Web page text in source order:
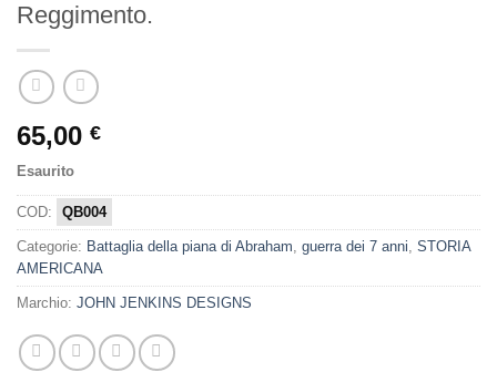
Reggimento.
65,00 €
Esaurito
COD: QB004
Categorie: Battaglia della piana di Abraham guerra dei 7 anni STORIA
AMERICANA
Marchio: JOHN JENKINS DESIGNS